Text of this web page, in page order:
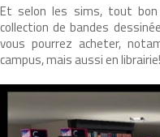
Et selon les sims, tout bon
collection de bandes
vous pourrez acheter,
campus, mais aussi en librairie!